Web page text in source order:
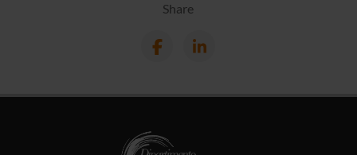
Share